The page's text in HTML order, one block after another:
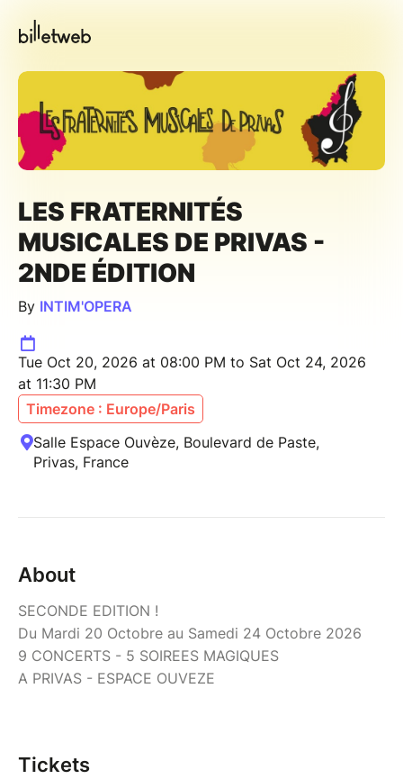
LES FRATERNITÉS
MUSICALES DE PRIVAS -
2NDE ÉDITION
By INTIM'OPERA
Tue Oct 20, 2026 at 08:00 PM to Sat Oct 24, 2026
at 11:30 PM
Timezone : Europe/Paris
Salle Espace Ouvèze, Boulevard de Paste,
Privas, France
About
SECONDE EDITION !
Du Mardi 20 Octobre au Samedi 24 Octobre 2026
9 CONCERTS - 5 SOIREES MAGIQUES
A PRIVAS - ESPACE OUVEZE
Tickets